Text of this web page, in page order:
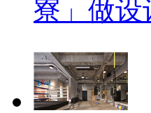
寮」做